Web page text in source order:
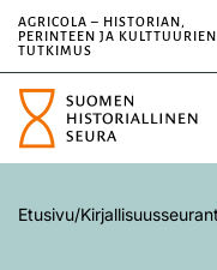
AGRICOLA – HISTORIAN,
PERINTEEN JA KULTTUURIEN
TUTKIMUS
Etusivu/